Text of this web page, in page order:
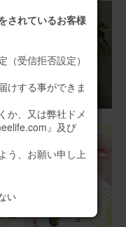
2026/06/07
した。 とても綺麗
をすぐにいただき
ント(白)Mサイズ
2026/05/19
されているお客様
受信拒否設定）
けする事ができま
か、又は弊社ドメ
』及び
う、お願い申し上
い